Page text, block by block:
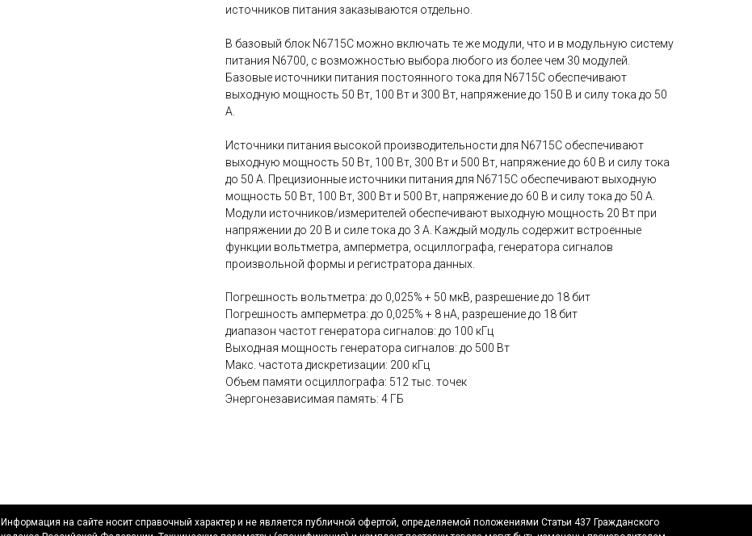
источников питания заказываются отдельно.
В базовый блок N6715C можно включать те же модули, что и в модульную систему
питания N6700, с возможностью выбора любого из более чем 30 модулей.
Базовые источники питания постоянного тока для N6715C обеспечивают
выходную мощность 50 Вт, 100 Вт и 300 Вт, напряжение до 150 В и силу тока до 50
A.
Источники питания высокой производительности для N6715C обеспечивают
выходную мощность 50 Вт, 100 Вт, 300 Вт и 500 Вт, напряжение до 60 В и силу тока
до 50 A. Прецизионные источники питания для N6715C обеспечивают выходную
мощность 50 Вт, 100 Вт, 300 Вт и 500 Вт, напряжение до 60 В и силу тока до 50 A.
Модули источников/измерителей обеспечивают выходную мощность 20 Вт при
напряжении до 20 В и силе тока до 3 А. Каждый модуль содержит встроенные
функции вольтметра, амперметра, осциллографа, генератора сигналов
произвольной формы и регистратора данных.
Погрешность вольтметра: до 0,025% + 50 мкВ, разрешение до 18 бит
Погрешность амперметра: до 0,025% + 8 нА, разрешение до 18 бит
диапазон частот генератора сигналов: до 100 кГц
Выходная мощность генератора сигналов: до 500 Вт
Макс. частота дискретизации: 200 кГц
Объем памяти осциллографа: 512 тыс. точек
Энергонезависимая память: 4 ГБ
Информация на сайте носит справочный характер и не является публичной офертой, определяемой положениями Статьи 437 Гражданского